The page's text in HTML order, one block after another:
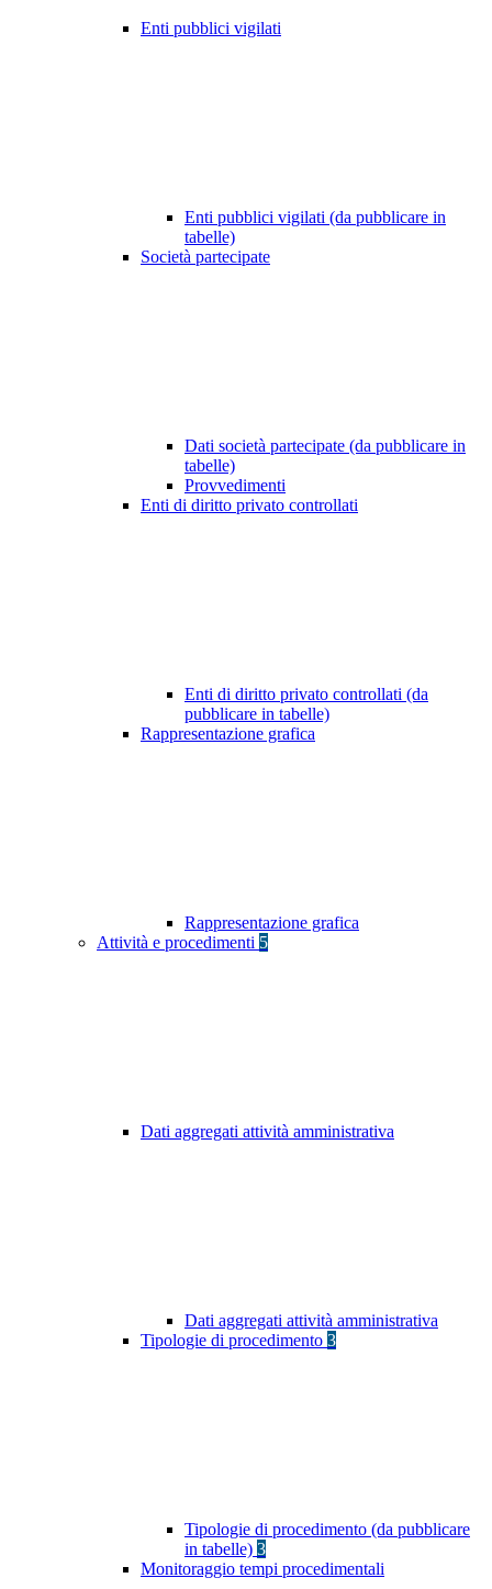
Enti pubblici vigilati
Enti pubblici vigilati (da pubblicare in
tabelle)
Società partecipate
Dati società partecipate (da pubblicare in
tabelle)
Provvedimenti
Enti di diritto privato controllati
Enti di diritto privato controllati (da
pubblicare in tabelle)
Rappresentazione grafica
Rappresentazione grafica
Attività e procedimenti 5
Dati aggregati attività amministrativa
Dati aggregati attività amministrativa
Tipologie di procedimento 3
Tipologie di procedimento (da pubblicare
in tabelle) 3
Monitoraggio tempi procedimentali